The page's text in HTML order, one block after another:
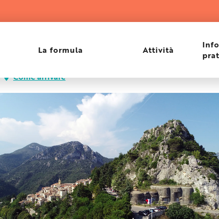
La formula Attività
Come arrivare